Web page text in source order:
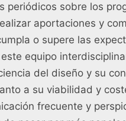
periódicos sobre los
aportaciones y
o supere las
equipo
del diseño y su
a su viabilidad y
frecuente y